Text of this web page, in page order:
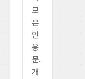
모
은
인
용
문.
개